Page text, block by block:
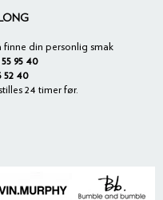
finne din personlig smak
95 40
52 40
24 timer før.